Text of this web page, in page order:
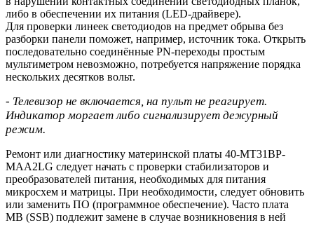
либо в обеспечении их питания (LED-драйвере).
Для проверки линеек светодиодов на предмет обрыва без
разборки панели поможет, например, источник тока. Открыть
последовательно соединённые PN-переходы простым
мультиметром невозможно, потребуется напряжение порядка
нескольких десятков вольт.
- Телевизор не включается, на пульт не реагирует.
Индикатор моргает либо сигнализирует дежурный
режим.
Ремонт или диагностику материнской платы 40-MT31BP-
MAA2LG следует начать с проверки стабилизаторов и
преобразователей питания, необходимых для питания
микросхем и матрицы. При необходимости, следует обновить
или заменить ПО (программное обеспечение). Часто плата
MB (SSB) подлежит замене в случае возникновения в ней